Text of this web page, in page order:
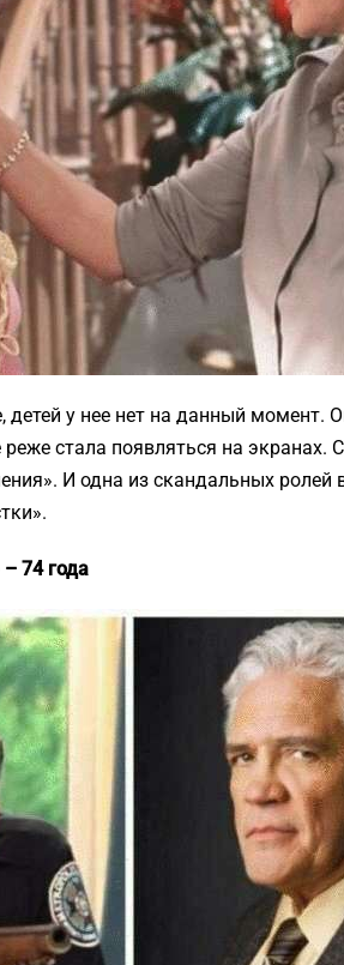
у нее нет на данный момент.
стала появляться на экранах.
И одна из скандальных ролей
74 года